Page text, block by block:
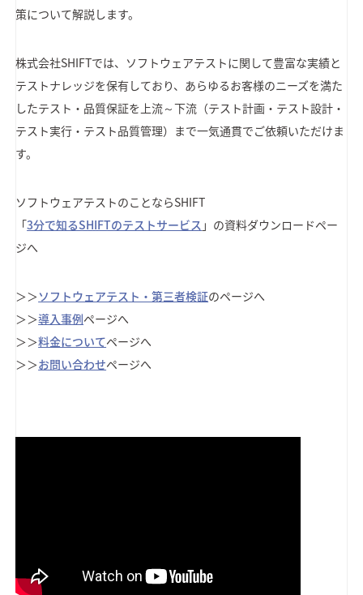
策について解説します。
株式会社SHIFTでは、ソフトウェアテストに関して豊富な実績と
テストナレッジを保有しており、あらゆるお客様のニーズを満た
したテスト・品質保証を上流～下流（テスト計画・テスト設計・
テスト実行・テスト品質管理）まで一気通貫でご依頼いただけま
す。
ソフトウェアテストのことならSHIFT
「3分で知るSHIFTのテストサービス 」の資料ダウンロードペー
ジへ
＞＞ソフトウェアテスト・第三者検証のページへ
＞＞導入事例ページへ
＞＞料金についてページへ
＞＞お問い合わせページへ